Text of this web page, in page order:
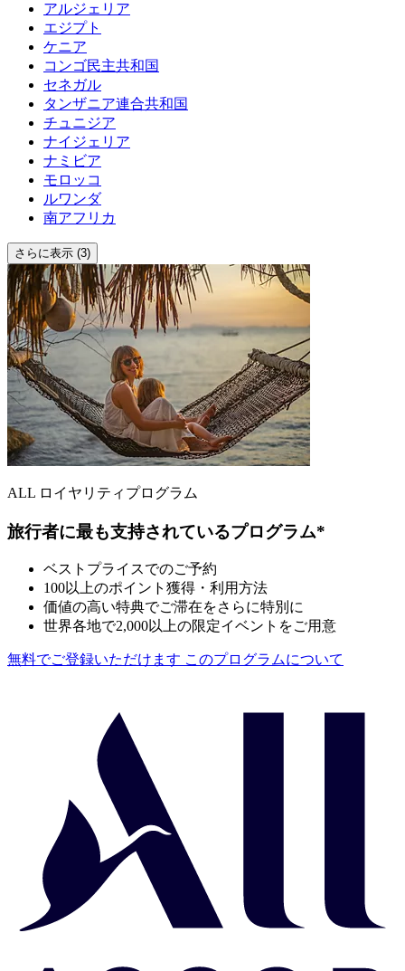
アルジェリア
エジプト
ケニア
コンゴ民主共和国
セネガル
タンザニア連合共和国
チュニジア
ナイジェリア
ナミビア
モロッコ
ルワンダ
南アフリカ
さらに表示 (3)
ALL ロイヤリティプログラム
旅行者に最も支持されているプログラム*
ベストプライスでのご予約
100以上のポイント獲得・利用方法
価値の高い特典でご滞在をさらに特別に
世界各地で2,000以上の限定イベントをご用意
無料でご登録いただけます このプログラムについて